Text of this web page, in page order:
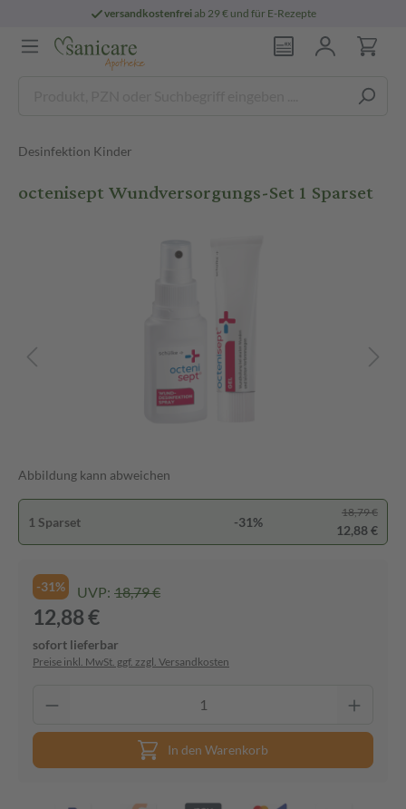
versandkostenfreiab 29 € und für E-Rezepte
Desinfektion Kinder
octenisept Wundversorgungs-Set 1 Sparset
Abbildung kann abweichen
1 Sparset -31%
18,79 €
12,88 €
-31% UVP: 18,79 €
12,88 €
sofort lieferbar
Preise inkl. MwSt. ggf. zzgl. Versandkosten
In den Warenkorb